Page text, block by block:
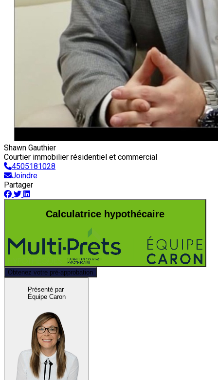
Shawn Gauthier
Courtier immobilier résidentiel et commercial
4505181028
Joindre
Partager
Calculatrice hypothécaire
Obtenez votre pré-approbation
Présenté par
Équipe Caron